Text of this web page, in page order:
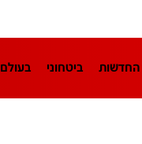
החדשות ביטחוני בעולם